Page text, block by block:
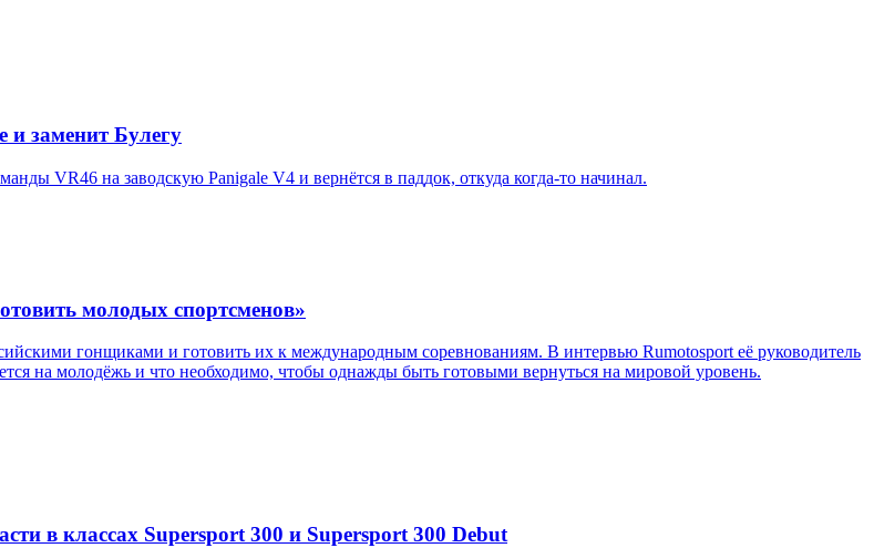
и заменит Булегу
VR46 на заводскую Panigale V4 и вернётся в паддок, откуда когда-то начинал.
молодых спортсменов»
гонщиками и готовить их к международным соревнованиям. В интервью Rumotosport её руководитель
на молодёжь и что необходимо, чтобы однажды быть готовыми вернуться на мировой уровень.
в классах Supersport 300 и Supersport 300 Debut